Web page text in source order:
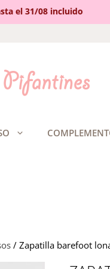
el 31/08 incluido
/ Zapatilla barefoot